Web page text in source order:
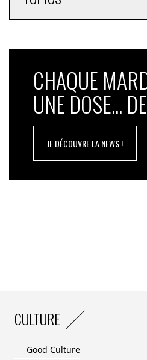
CHAQUE
UNE DOSE...
JE DÉCOUVRE LA NEWS !
CULTURE
Good Culture